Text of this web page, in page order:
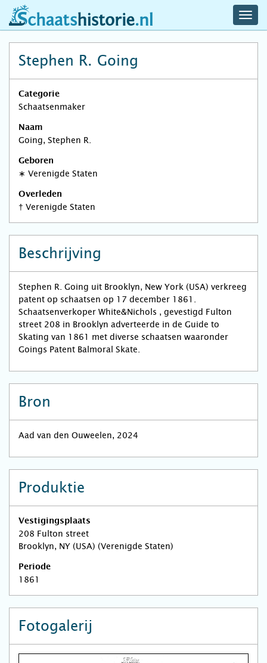
schaatshistorie.nl
Stephen R. Going
Categorie
Schaatsenmaker
Naam
Going, Stephen R.
Geboren
∗ Verenigde Staten
Overleden
† Verenigde Staten
Beschrijving
Stephen R. Going uit Brooklyn, New York (USA) verkreeg
patent op schaatsen op 17 december 1861.
Schaatsenverkoper White&Nichols , gevestigd Fulton
street 208 in Brooklyn adverteerde in de Guide to
Skating van 1861 met diverse schaatsen waaronder
Goings Patent Balmoral Skate.
Bron
Aad van den Ouweelen, 2024
Produktie
Vestigingsplaats
208 Fulton street
Brooklyn, NY (USA) (Verenigde Staten)
Periode
1861
Fotogalerij